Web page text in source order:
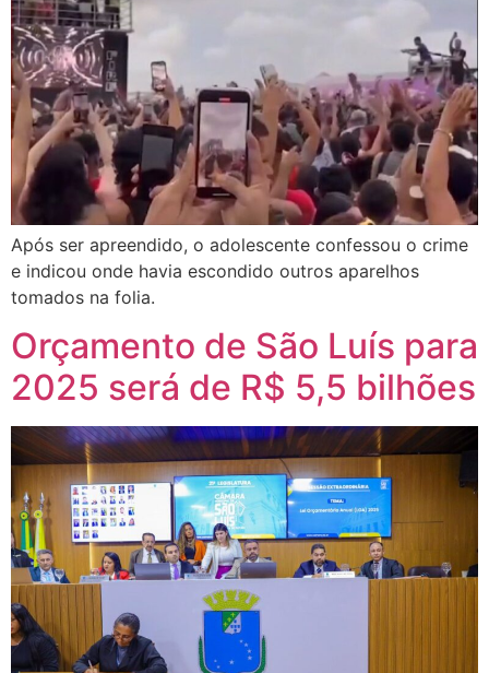
Após ser apreendido, o adolescente confessou o crime
e indicou onde havia escondido outros aparelhos
tomados na folia.
Orçamento de São Luís para
2025 será de R$ 5,5 bilhões